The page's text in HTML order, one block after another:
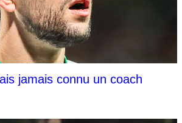
jamais connu un coach